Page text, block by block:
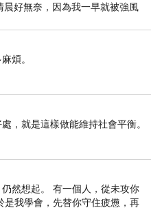
無奈，因為我一早就被強風
煩。
，就是這樣做能維持社會平衡。
然想起。 有一個人，從未攻你
是我學會，先替你守住疲憊，再